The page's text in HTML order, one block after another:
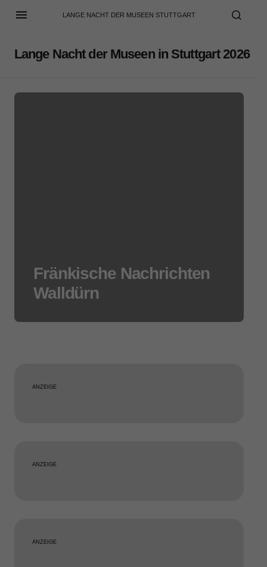
LANGE NACHT DER MUSEEN STUTTGART
Lange Nacht der Museen in Stuttgart 2026
Fränkische Nachrichten
Walldürn
ANZEIGE
ANZEIGE
ANZEIGE